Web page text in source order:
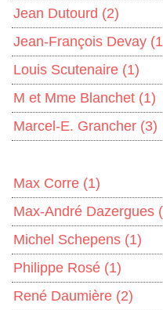
Jean Dutourd (2)
Jean-François Devay
Louis Scutenaire (1)
M et Mme Blanchet (1)
Marcel-E. Grancher (3)
Max Corre (1)
Max-André Dazergues
Michel Schepens (1)
Philippe Rosé (1)
René Daumière (2)